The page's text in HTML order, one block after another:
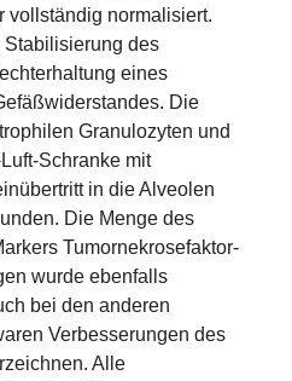
vollständig normalisiert.
Stabilisierung des
eines
Die
Granulozyten und
Schranke mit
in die Alveolen
Die Menge des
Tumornekrosefaktor-
wurde ebenfalls
bei den anderen
Verbesserungen des
Alle